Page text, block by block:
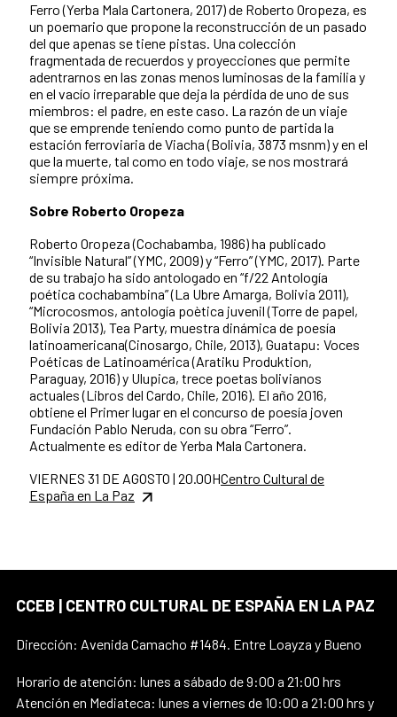
Ferro (Yerba Mala Cartonera, 2017) de Roberto Oropeza, es
un poemario que propone la reconstrucción de un pasado
del que apenas se tiene pistas. Una colección
fragmentada de recuerdos y proyecciones que permite
adentrarnos en las zonas menos luminosas de la familia y
en el vacío irreparable que deja la pérdida de uno de sus
miembros: el padre, en este caso. La razón de un viaje
que se emprende teniendo como punto de partida la
estación ferroviaria de Viacha (Bolivia, 3873 msnm) y en el
que la muerte, tal como en todo viaje, se nos mostrará
siempre próxima.
Sobre Roberto Oropeza
Roberto Oropeza (Cochabamba, 1986) ha publicado
“Invisible Natural” (YMC, 2009) y “Ferro” (YMC, 2017). Parte
de su trabajo ha sido antologado en “f/22 Antología
poética cochabambina” (La Ubre Amarga, Bolivia 2011),
“Microcosmos, antología poètica juvenil (Torre de papel,
Bolivia 2013), Tea Party, muestra dinámica de poesía
latinoamericana(Cinosargo, Chile, 2013), Guatapu: Voces
Poéticas de Latinoamérica (Aratiku Produktion,
Paraguay, 2016) y Ulupica, trece poetas bolivianos
actuales (Libros del Cardo, Chile, 2016). El año 2016,
obtiene el Primer lugar en el concurso de poesía joven
Fundación Pablo Neruda, con su obra “Ferro”.
Actualmente es editor de Yerba Mala Cartonera.
VIERNES 31 DE AGOSTO | 20.00HCentro Cultural de
España en La Paz
CCEB | CENTRO CULTURAL DE ESPAÑA EN LA PAZ
Dirección: Avenida Camacho #1484. Entre Loayza y Bueno
Horario de atención: lunes a sábado de 9:00 a 21:00 hrs
Atención en Mediateca: lunes a viernes de 10:00 a 21:00 hrs y